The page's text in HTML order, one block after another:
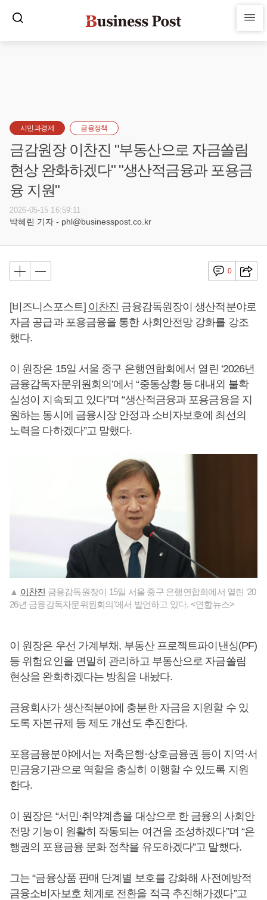
시민과경제 금융정책
금감원장 이찬진 "부동산으로 자금쏠림
현상 완화하겠다" "생산적금융과 포용금
융 지원"
2026-05-15 16:59:11
박혜린 기자 - phl@businesspost.co.kr
0
[비즈니스포스트] 이찬진 금융감독원장이 생산적분야로
자금 공급과 포용금융을 통한 사회안전망 강화를 강조
했다.
이 원장은 15일 서울 중구 은행연합회에서 열린 ‘2026년
금융감독자문위원회의’에서 “중동상황 등 대내외 불확
실성이 지속되고 있다”며 “생산적금융과 포용금융을 지
원하는 동시에 금융시장 안정과 소비자보호에 최선의
노력을 다하겠다”고 말했다.
▲ 이찬진 금융감독원장이 15일 서울 중구 은행연합회에서 열린 ‘20
26년 금융감독자문위원회의’에서 발언하고 있다. <연합뉴스>
이 원장은 우선 가계부채, 부동산 프로젝트파이낸싱(PF)
등 위험요인을 면밀히 관리하고 부동산으로 자금쏠림
현상을 완화하겠다는 방침을 내놨다.
금융회사가 생산적분야에 충분한 자금을 지원할 수 있
도록 자본규제 등 제도 개선도 추진한다.
포용금융분야에서는 저축은행·상호금융권 등이 지역·서
민금융기관으로 역할을 충실히 이행할 수 있도록 지원
한다.
이 원장은 “서민·취약계층을 대상으로 한 금융의 사회안
전망 기능이 원활히 작동되는 여건을 조성하겠다”며 “은
행권의 포용금융 문화 정착을 유도하겠다”고 말했다.
그는 “금융상품 판매 단계별 보호를 강화해 사전예방적
금융소비자보호 체계로 전환을 적극 추진해가겠다”고